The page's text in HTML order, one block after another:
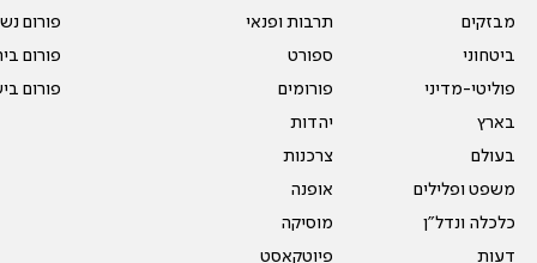
מבזקים
ביטחוני
פוליטי-מדיני
בארץ
בעולם
משפט ופלילים
כלכלה ונדל"ן
דעות
תרבות ופנאי
ספורט
פורומים
יהדות
צרכנות
אופנה
מוסיקה
פיוטקאסט
פורום
פורום
פורום